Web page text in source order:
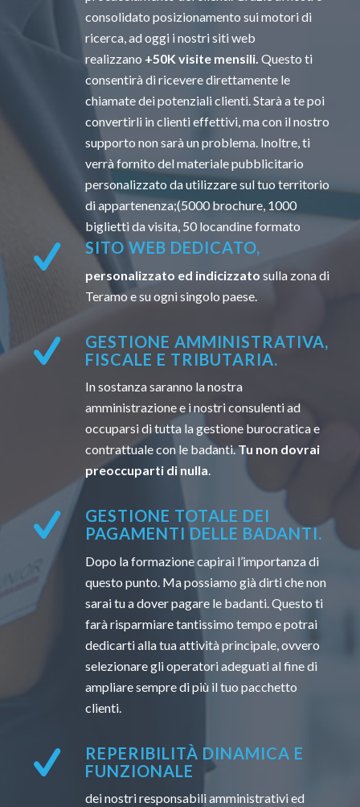
consolidato posizionamento sui motori di
ricerca, ad oggi i nostri siti web
realizzano +50K visite mensili. Questo ti
consentirà di ricevere direttamente le
chiamate dei potenziali clienti. Starà a te poi
convertirli in clienti effettivi, ma con il nostro
supporto non sarà un problema. Inoltre, ti
verrà fornito del materiale pubblicitario
personalizzato da utilizzare sul tuo territorio
di appartenenza;(5000 brochure, 1000
biglietti da visita, 50 locandine formato
SITO WEB DEDICATO,
personalizzato ed indicizzato sulla zona di
Teramo e su ogni singolo paese.
GESTIONE AMMINISTRATIVA,
FISCALE E TRIBUTARIA.
In sostanza saranno la nostra
amministrazione e i nostri consulenti ad
occuparsi di tutta la gestione burocratica e
contrattuale con le badanti.Tu non dovrai
preoccuparti di nulla.
GESTIONE TOTALE DEI
PAGAMENTI DELLE BADANTI.
Dopo la formazione capirai l’importanza di
questo punto. Ma possiamo già dirti che non
sarai tu a dover pagare le badanti. Questo ti
farà risparmiare tantissimo tempo e potrai
dedicarti alla tua attività principale, ovvero
selezionare gli operatori adeguati al fine di
ampliare sempre di più il tuo pacchetto
clienti.
REPERIBILITÀ DINAMICA E
FUNZIONALE
dei nostri responsabili amministrativi ed